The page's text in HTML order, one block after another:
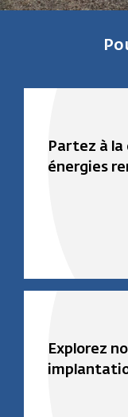
Partez à
énergies
Explorez